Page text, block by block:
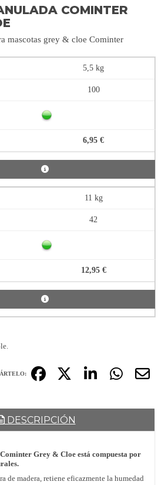
COMINTER
mascotas grey & cloe Cominter
5,5 kg
100
6,95 €
11 kg
42
12,95 €
DESCRIPCIÓN
Grey & Cloe está compuesta por
de madera, retiene eficazmente la humedad